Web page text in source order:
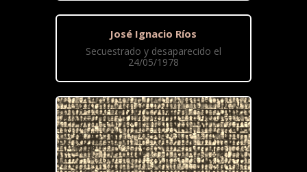
José Ignacio Ríos
Secuestrado y desaparecido el
24/05/1978